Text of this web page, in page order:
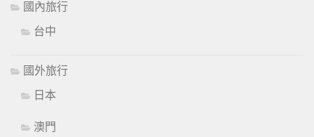
國內旅行
台中
國外旅行
日本
澳門